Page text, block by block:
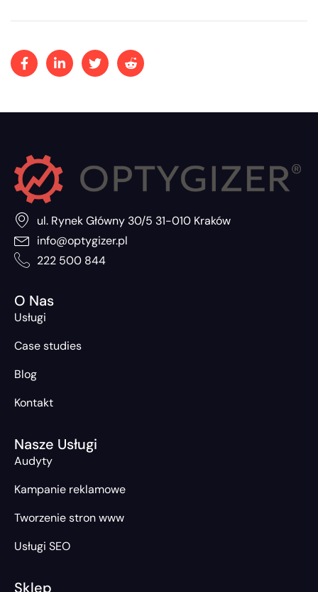
ul. Rynek Główny 30/5 31-010 Kraków
info@optygizer.pl
222 500 844
O Nas
Usługi
Case studies
Blog
Kontakt
Nasze Usługi
Audyty
Kampanie reklamowe
Tworzenie stron www
Usługi SEO
Sklep